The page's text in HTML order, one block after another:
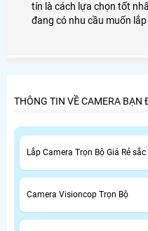
tín là cách lựa chọn tốt
đang có nhu cầu muốn
THÔNG TIN VỀ CAMERA BẠN
Lắp Camera Trọn Bộ Giá Rẻ sắc
Camera Visioncop Trọn Bộ